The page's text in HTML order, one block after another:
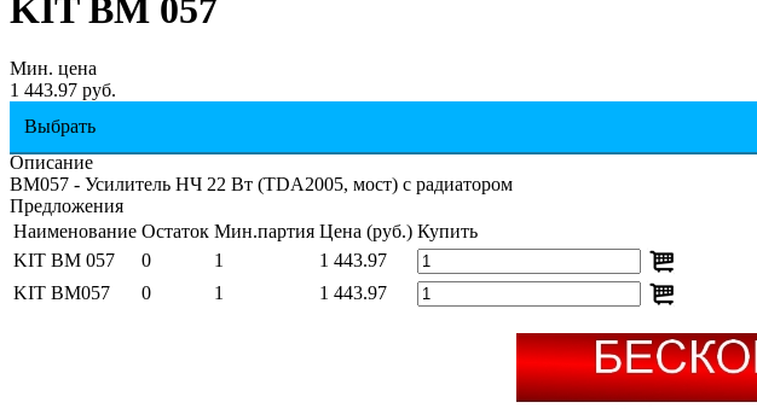
KIT BM 057
Мин. цена
1 443.97 руб.
Выбрать
Описание
BM057 - Усилитель НЧ 22 Вт (TDA2005, мост) с радиатором
Предложения
Наименование Остаток Мин.партия Цена (руб.) Купить
KIT BM 057
0 1
1 443.97
KIT BM057
0 1 1 443.97